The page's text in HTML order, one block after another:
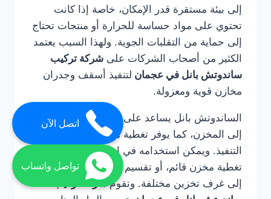
إلى بيئة مستقرة قدر الإمكان، خاصة إذا كانت
تحتوي على مواد حساسة للحرارة أو منتجات تحتاج
إلى حماية من التقلبات الجوية. ولهذا السبب يعتمد
الكثير من أصحاب الشركات على شركة تركيب
ساندوتش بانل في عجمان لتنفيذ أسقف وجدران
مخازن قوية ومعزولة.
الساندوتش بانل يساعد على تقليل دخول الحرارة
إلى المخزن، كما يوفر تغطية منظمة وسريعة
التنفيذ. ويمكن استخدامه في إنشاء مخزن كامل، أو
تغطية مخزن قائم، أو تقسيم المساحات الداخلية
إلى غرف تخزين مختلفة. وتقومشركة تركيب
اتصل الآن
تواصل واتساب